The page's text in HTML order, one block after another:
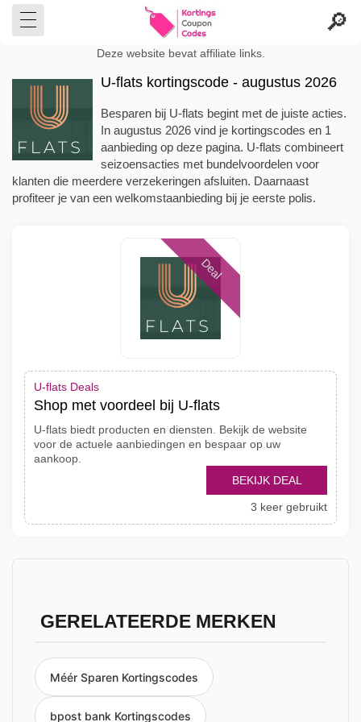
Deze website bevat affiliate links.
U-flats kortingscode - augustus 2026
Besparen bij U-flats begint met de juiste acties.
In augustus 2026 vind je kortingscodes en 1
aanbieding op deze pagina. U-flats combineert
seizoensacties met bundelvoordelen voor
klanten die meerdere verzekeringen afsluiten. Daarnaast
profiteer je van een welkomstaanbieding bij je eerste polis.
Deal
U-flats Deals
Shop met voordeel bij U-flats
U-flats biedt producten en diensten. Bekijk de website
voor de actuele aanbiedingen en bespaar op uw
aankoop.
BEKIJK DEAL
3 keer gebruikt
GERELATEERDE MERKEN
Méér Sparen Kortingscodes
bpost bank Kortingscodes